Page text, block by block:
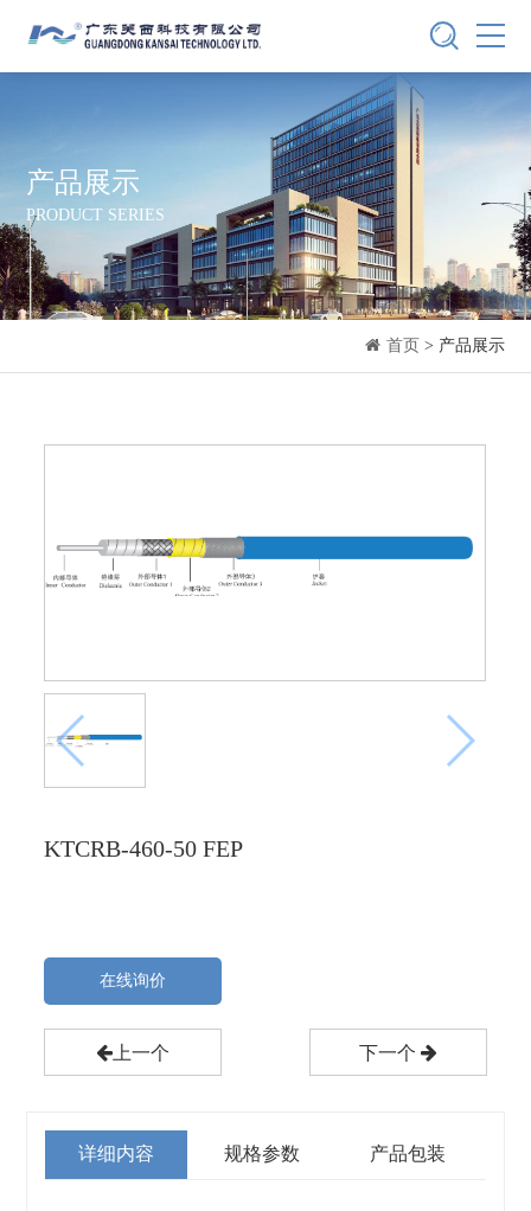
产品展示
PRODUCT SERIES
首页 > 产品展示
KTCRB-460-50 FEP
在线询价
上一个 下一个
详细内容 规格参数 产品包装